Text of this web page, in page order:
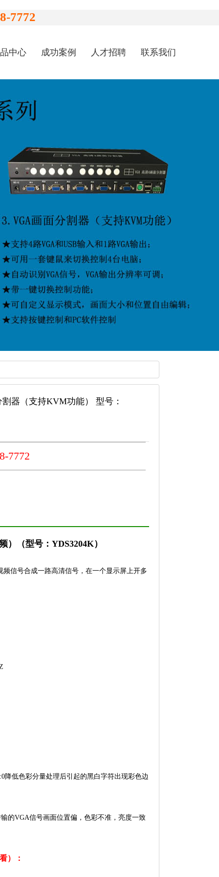
7772
中心 成功案例 人才招聘 联系我们
器（支持KVM功能） 型号：
7772
（型号：YDS3204K）
信号合成一路高清信号，在一个显示屏上开多
降低色彩分量处理后引起的黑白字符出现彩色边
的VGA信号画面位置偏，色彩不准，亮度一致
）：